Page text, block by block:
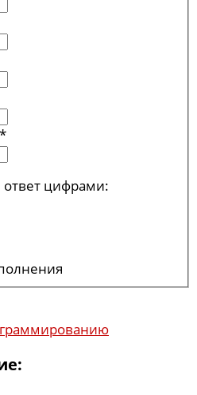
*
ответ цифрами: